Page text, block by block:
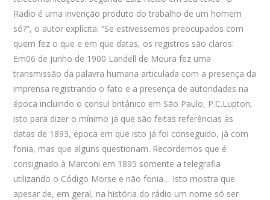
Radio é uma invenção produto do trabalho de um homem
só?”, o autor explícita: “Se estivessemos preocupados com
quem fez o que e em que datas, os registros são claros:
Em06 de junho de 1900 Landell de Moura fez uma
transmissão da palavra humana articulada com a presença da
imprensa registrando o fato e a presença de autoridades na
época incluindo o consul britânico em São Paulo, P.C.Lupton,
isto para dizer o mínimo já que são feitas referências às
datas de 1893, época em que isto já foi conseguido, já com
fonia, mas que alguns questionam. Recordemos que é
consignado à Marconi em 1895 somente a telegrafia
utilizando o Código Morse e não fonia… Isto mostra que
apesar de, em geral, na história do rádio um nome só ser